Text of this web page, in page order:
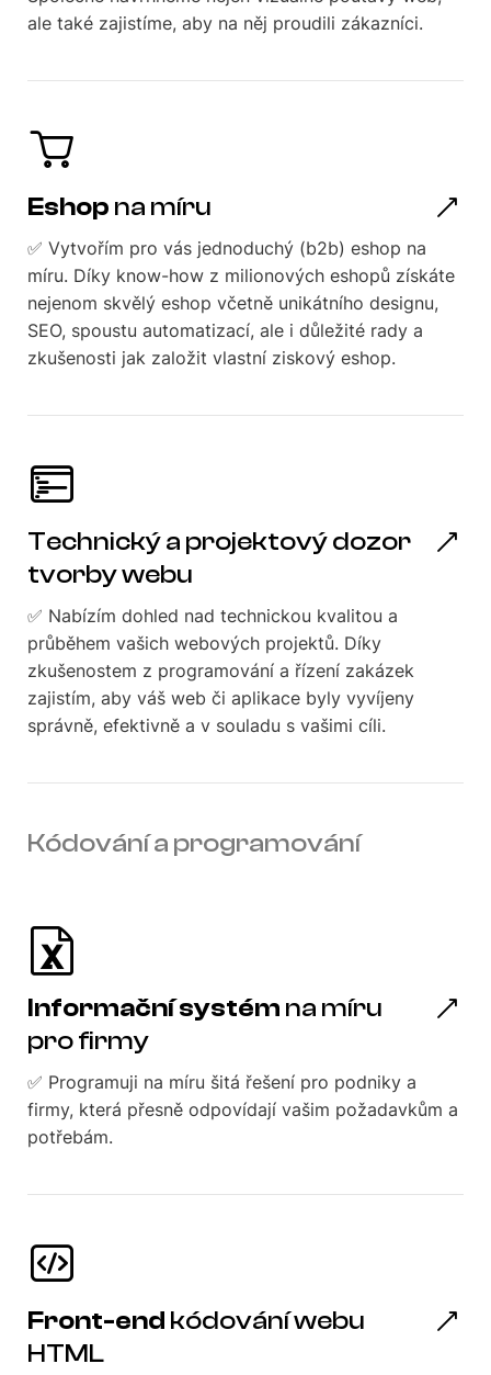
ale také zajistíme, aby na něj proudili zákazníci.
Eshop na míru
✅ Vytvořím pro vás jednoduchý (b2b) eshop na
míru. Díky know-how z milionových eshopů získáte
nejenom skvělý eshop včetně unikátního designu,
SEO, spoustu automatizací, ale i důležité rady a
zkušenosti jak založit vlastní ziskový eshop.
Technický a projektový dozor
tvorby webu
✅ Nabízím dohled nad technickou kvalitou a
průběhem vašich webových projektů. Díky
zkušenostem z programování a řízení zakázek
zajistím, aby váš web či aplikace byly vyvíjeny
správně, efektivně a v souladu s vašimi cíli.
Kódování a programování
Informační systém na míru
pro firmy
✅ Programuji na míru šitá řešení pro podniky a
firmy, která přesně odpovídají vašim požadavkům a
potřebám.
Front-end kódování webu
HTML